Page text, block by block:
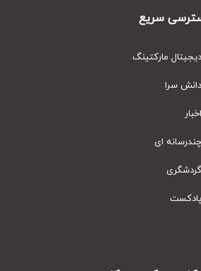
سریع
مارکتینگ
سرا
ای